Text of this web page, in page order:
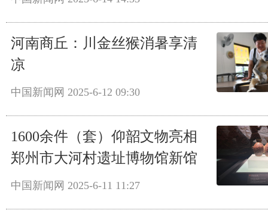
河南商丘：川金丝猴消暑享清
凉
中国新闻网 2025-6-12 09:30
1600余件（套）仰韶文物亮相
郑州市大河村遗址博物馆新馆
中国新闻网 2025-6-11 11:27